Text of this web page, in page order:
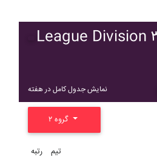
نمایش جدول کامل در هفته
رتبه تیم